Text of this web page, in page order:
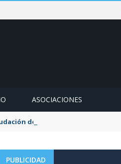
ASOCIACIONES
de la tasa de aguas y basuras
PUBLICIDAD